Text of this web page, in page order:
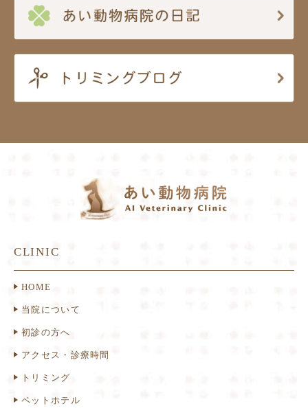
CLINIC
HOME
当院について
初診の方へ
アクセス・診療時間
トリミング
ペットホテル